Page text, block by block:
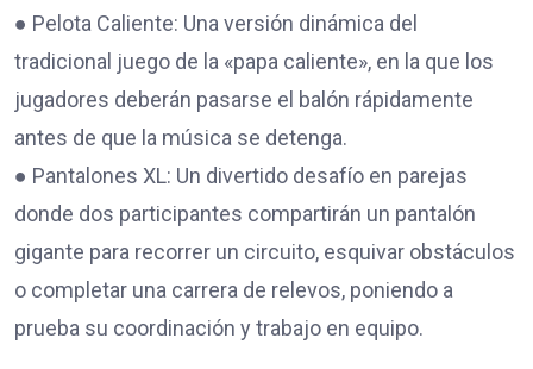
● Pelota Caliente: Una versión dinámica del
tradicional juego de la «papa caliente», en la que los
jugadores deberán pasarse el balón rápidamente
antes de que la música se detenga.
● Pantalones XL: Un divertido desafío en parejas
donde dos participantes compartirán un pantalón
gigante para recorrer un circuito, esquivar obstáculos
o completar una carrera de relevos, poniendo a
prueba su coordinación y trabajo en equipo.